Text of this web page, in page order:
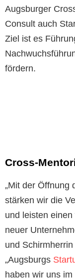
Augsburger
Consult auch
Ziel ist es
fördern.
Cross-
„Mit der Öffnung
stärken wir die
und leisten
neuer
und
„Augsburgs
haben wir uns